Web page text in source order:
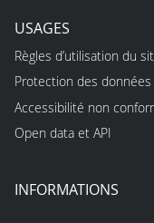
USAGES
Règles d’utilisation du
Protection des
Accessibilité non
Open data et API
INFORMATIONS